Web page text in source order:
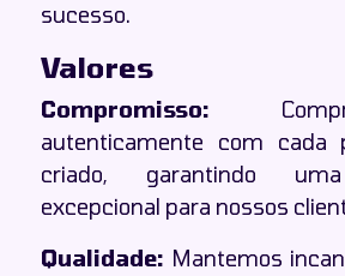
sucesso.
Valores
Compromisso:
autenticamente com cada
criado, garantindo
excepcional para nossos
Qualidade: Mantemos